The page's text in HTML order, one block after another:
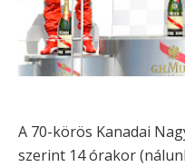
A 70-körös Kanadai
szerint 14 órakor